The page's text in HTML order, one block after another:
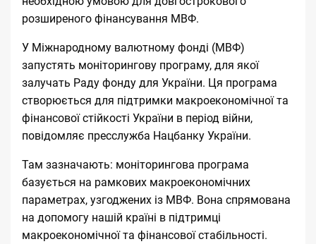
розширеного фінансування МВФ.
У Міжнародному валютному фонді (МВФ)
запустять моніторингову програму, для якої
залучать Раду фонду для України. Ця програма
створюється для підтримки макроекономічної та
фінансової стійкості України в період війни,
повідомляє пресслужба Нацбанку України.
Там зазначають: моніторингова програма
базується на рамкових макроекономічних
параметрах, узгоджених із МВФ. Вона спрямована
на допомогу нашій країні в підтримці
макроекономічної та фінансової стабільності.